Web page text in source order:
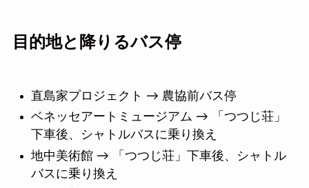
目的地と降りるバス停
直島家プロジェクト → 農協前バス停
ベネッセアートミュージアム → 「つつじ荘」
下車後、シャトルバスに乗り換え
地中美術館 → 「つつじ荘」下車後、シャトル
バスに乗り換え